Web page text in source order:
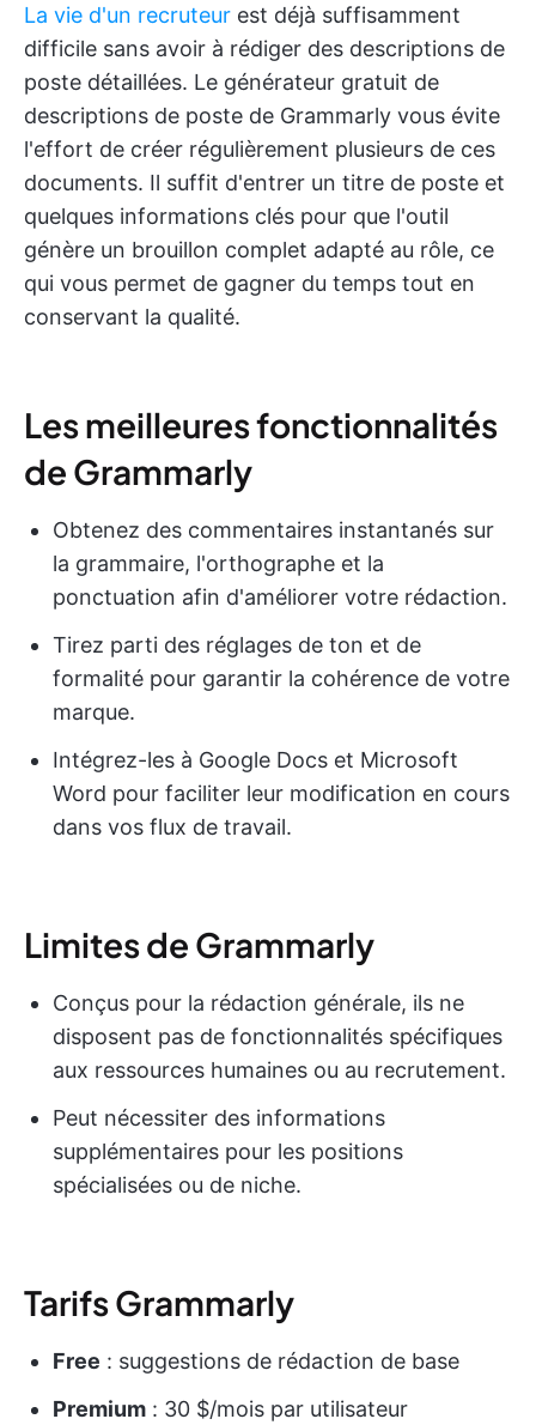
La vie d'un recruteur est déjà suffisamment
difficile sans avoir à rédiger des descriptions de
poste détaillées. Le générateur gratuit de
descriptions de poste de Grammarly vous évite
l'effort de créer régulièrement plusieurs de ces
documents. Il suffit d'entrer un titre de poste et
quelques informations clés pour que l'outil
génère un brouillon complet adapté au rôle, ce
qui vous permet de gagner du temps tout en
conservant la qualité.
Les meilleures fonctionnalités
de Grammarly
Obtenez des commentaires instantanés sur
la grammaire, l'orthographe et la
ponctuation afin d'améliorer votre rédaction.
Tirez parti des réglages de ton et de
formalité pour garantir la cohérence de votre
marque.
Intégrez-les à Google Docs et Microsoft
Word pour faciliter leur modification en cours
dans vos flux de travail.
Limites de Grammarly
Conçus pour la rédaction générale, ils ne
disposent pas de fonctionnalités spécifiques
aux ressources humaines ou au recrutement.
Peut nécessiter des informations
supplémentaires pour les positions
spécialisées ou de niche.
Tarifs Grammarly
Free : suggestions de rédaction de base
Premium : 30 $/mois par utilisateur